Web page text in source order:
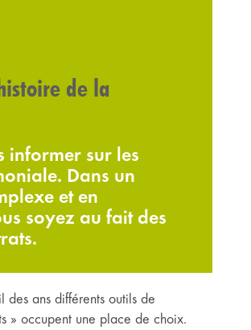
de la
informer sur les
Dans un
et en
soyez au fait des
ans différents outils de
» occupent une place de choix.